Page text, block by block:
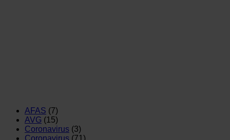
AFAS (7)
AVG (15)
Coronavirus (3)